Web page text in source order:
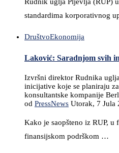
standardima korporativnog
DruštvoEkonomija
Laković: Saradnjom svih
Izvršni direktor Rudnika
inicijative koje se planiraju
konsultantske kompanije
od PressNews Utorak, 7 Jula
Kako je saopšteno iz RUP,
finansijskom podrškom …